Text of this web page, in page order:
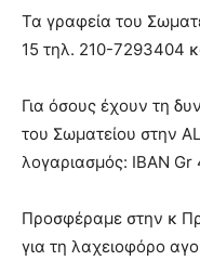
Τα γραφεία του
15 τηλ. 210-7293404
Για όσους έχουν τη
του Σωματείου στην
λογαριασμός: IBAN
Προσφέραμε στην κ
για τη λαχειοφόρο